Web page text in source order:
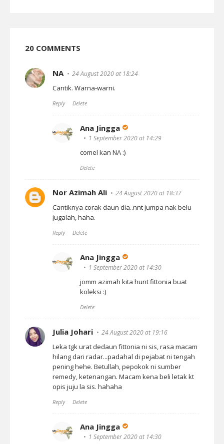
20 COMMENTS
NA 24 August 2020 at 18:24
Cantik. Warna-warni.
Reply Delete
Ana Jingga
1 September 2020 at 14:29
comel kan NA :)
Delete
Nor Azimah Ali 24 August 2020 at 18:37
Cantiknya corak daun dia..nnt jumpa nak belu
jugalah, haha.
Reply Delete
Ana Jingga
1 September 2020 at 14:30
jomm azimah kita hunt fittonia buat
koleksi :)
Delete
Julia Johari 24 August 2020 at 19:16
Leka tgk urat dedaun fittonia ni sis, rasa macam
hilang dari radar...padahal di pejabat ni tengah
pening hehe. Betullah, pepokok ni sumber
remedy, ketenangan. Macam kena beli letak kt
opis juju la sis. hahaha
Reply Delete
Ana Jingga
1 September 2020 at 14:30